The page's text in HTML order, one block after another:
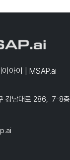
아이 | MSAP.ai
강남대로 286, 7-8층